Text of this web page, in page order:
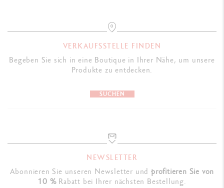
VERKAUFSSTELLE FINDEN
Begeben Sie sich in eine Boutique in Ihrer Nähe, um unsere
Produkte zu entdecken.
SUCHEN
NEWSLETTER
Abonnieren Sie unseren Newsletter undprofitieren Sie von
10 %Rabatt bei Ihrer nächsten Bestellung.